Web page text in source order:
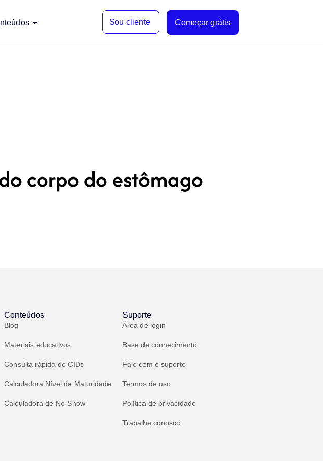
Sou cliente Começar grátis
corpo do estômago
Conteúdos
Blog
Materiais educativos
Consulta rápida de CIDs
Calculadora Nível de Maturidade
Calculadora de No-Show
Suporte
Área de login
Base de conhecimento
Fale com o suporte
Termos de uso
Política de privacidade
Trabalhe conosco